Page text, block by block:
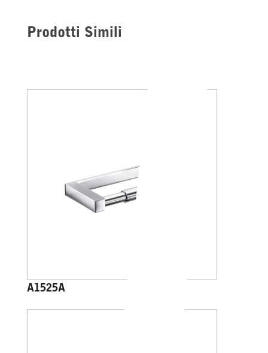
Prodotti Simili
A1525A